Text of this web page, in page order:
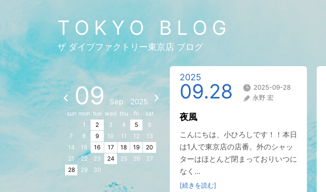
TOKYO BLOG
ザ ダイブファクトリー東京店 ブログ
2025
09.28
2025-09-28
永野 宏
夜風
こんにちは、小ひろしです！！本日
は1人で東京店の店番。外のシャッ
ターはほとんど閉まっておりいつに
なく...
[続きを読む]
09 Sep 2025
sun mon tue wed thu fri
sat
1
2 3 4 5
6
7
8 9 10 11 12
13
14
15 16 17 18 19
20
21
22 23 24 25 26
27
28
29 30